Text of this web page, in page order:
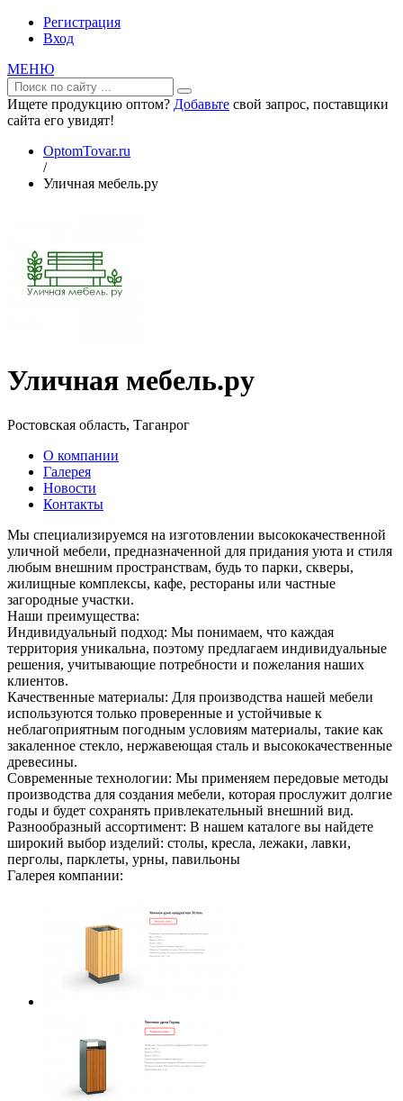
Регистрация
Вход
МЕНЮ
Ищете продукцию оптом? Добавьте свой запрос, поставщики
сайта его увидят!
OptomTovar.ru
/
Уличная мебель.ру
Уличная мебель.ру
Ростовская область, Таганрог
О компании
Галерея
Новости
Контакты
Мы специализируемся на изготовлении высококачественной
уличной мебели, предназначенной для придания уюта и стиля
любым внешним пространствам, будь то парки, скверы,
жилищные комплексы, кафе, рестораны или частные
загородные участки.
Наши преимущества:
Индивидуальный подход: Мы понимаем, что каждая
территория уникальна, поэтому предлагаем индивидуальные
решения, учитывающие потребности и пожелания наших
клиентов.
Качественные материалы: Для производства нашей мебели
используются только проверенные и устойчивые к
неблагоприятным погодным условиям материалы, такие как
закаленное стекло, нержавеющая сталь и высококачественные
древесины.
Современные технологии: Мы применяем передовые методы
производства для создания мебели, которая прослужит долгие
годы и будет сохранять привлекательный внешний вид.
Разнообразный ассортимент: В нашем каталоге вы найдете
широкий выбор изделий: столы, кресла, лежаки, лавки,
перголы, парклеты, урны, павильоны
Галерея компании: